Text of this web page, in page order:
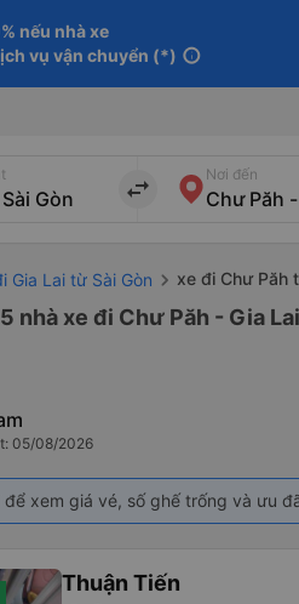
nếu nhà xe
vụ vận chuyển (*) info
import_export
Nơi đến
Gia Lai từ Sài Gòn xe đi Chư Păh
nhà xe đi Chư Păh - Gia
05/08/2026
để xem giá vé, số ghế trống và ưu
Thuận Tiến